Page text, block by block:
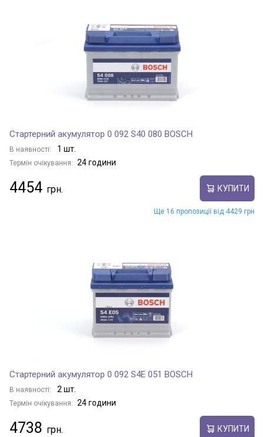
Стартерний акумулятор 0 092 S40 080 BOSCH
В наявності: 1 шт.
Термін очікування: 24 години
4454 КУПИТИ
Ще 16 пропозиції від 4429 грн
Стартерний акумулятор 0 092 S4E 051 BOSCH
В наявності: 2 шт.
Термін очікування: 24 години
4738 КУПИТИ